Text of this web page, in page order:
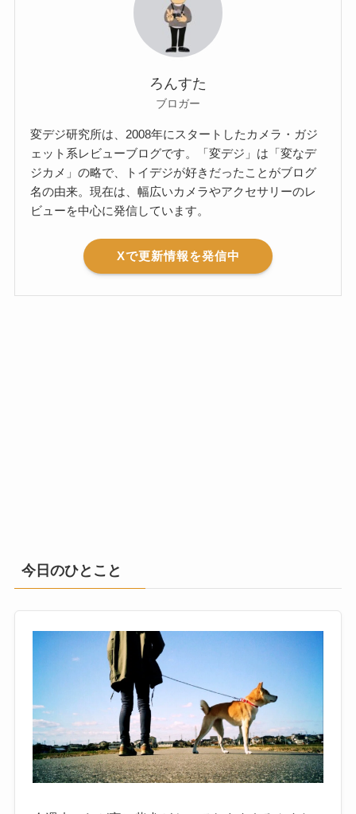
ろんすた
ブロガー
変デジ研究所は、2008年にスタートしたカメラ・ガジ
ェット系レビューブログです。「変デジ」は「変なデ
ジカメ」の略で、トイデジが好きだったことがブログ
名の由来。現在は、幅広いカメラやアクセサリーのレ
ビューを中心に発信しています。
Xで更新情報を発信中
今日のひとこと